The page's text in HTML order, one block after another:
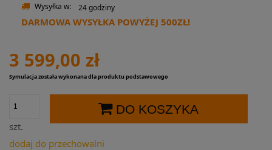
Wysyłka w: 24 godziny
DARMOWA WYSYŁKA POWYŻEJ 500ZŁ!
3 599,00 zł
Symulacja została wykonana dla produktu podstawowego
szt.
DO KOSZYKA
dodaj do przechowalni